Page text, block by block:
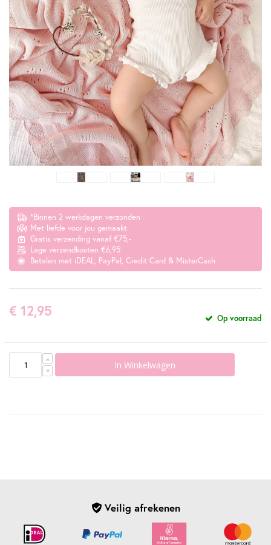
*Binnen 2 werkdagen verzonden
Met liefde voor jou gemaakt
Gratis verzending vanaf €75,-
Lage verzendkosten €6,95
Betalen met iDEAL, PayPal, Credit Card & MisterCash
€ 12,95 Op voorraad
In Winkelwagen
Veilig afrekenen